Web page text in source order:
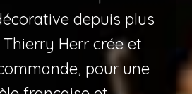
depuis plus
Herr crée et
pour une